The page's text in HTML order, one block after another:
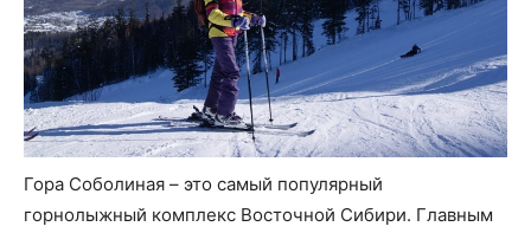
Гора Соболиная – это самый популярный
горнолыжный комплекс Восточной Сибири. Главным